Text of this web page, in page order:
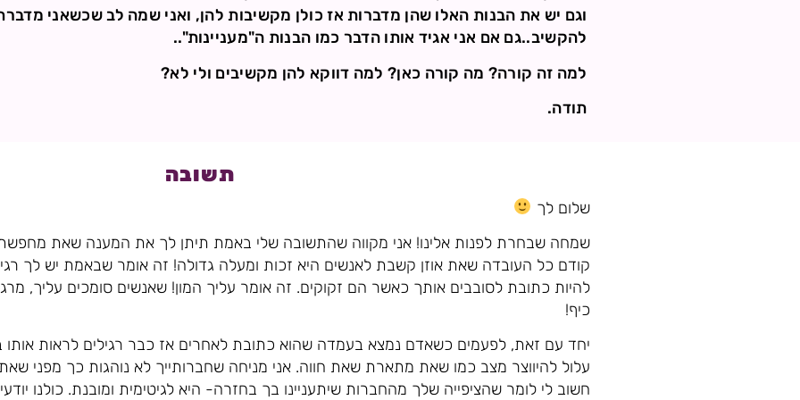
וגם יש את הבנות האלו שהן מדברות אז כולן מקשיבות להן, ואני שמה לב שכשאני
להקשיב..גם אם אני אגיד אותו הדבר כמו הבנות ה"מעניינות"..
למה זה קורה? מה קורה כאן? למה דווקא להן מקשיבים ולי לא?
תודה.
תשובה
שלום לך
שמחה שבחרת לפנות אלינו! אני מקווה שהתשובה שלי באמת תיתן לך את המענה שאת
קודם כל העובדה שאת אוזן קשבת לאנשים היא זכות ומעלה גדולה! זה אומר שבאמת יש לך
להיות כתובת לסובבים אותך כאשר הם זקוקים. זה אומר עליך המון! שאנשים סומכים עליך,
כיף!
יחד עם זאת, לפעמים כשאדם נמצא בעמדה שהוא כתובת לאחרים אז כבר רגילים לראות
עלול להיווצר מצב כמו שאת מתארת שאת חווה. אני מניחה שחברותייך לא נוהגות כך מפני
חשוב לי לומר שהציפייה שלך מהחברות שיתעניינו בך בחזרה- היא לגיטימית ומובנת. כולנו